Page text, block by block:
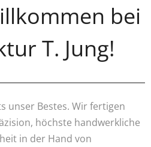
bei
T. Jung!
unser Bestes. Wir fertigen
höchste handwerkliche
in der Hand von